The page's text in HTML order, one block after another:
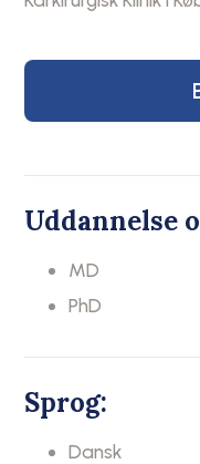
Uddannelse
MD
PhD
Sprog:
Dansk